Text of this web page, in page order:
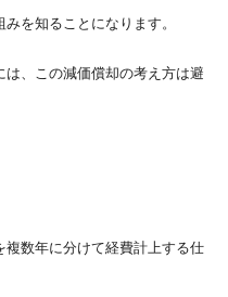
を知ることになります。
、この減価償却の考え方は避
数年に分けて経費計上する仕